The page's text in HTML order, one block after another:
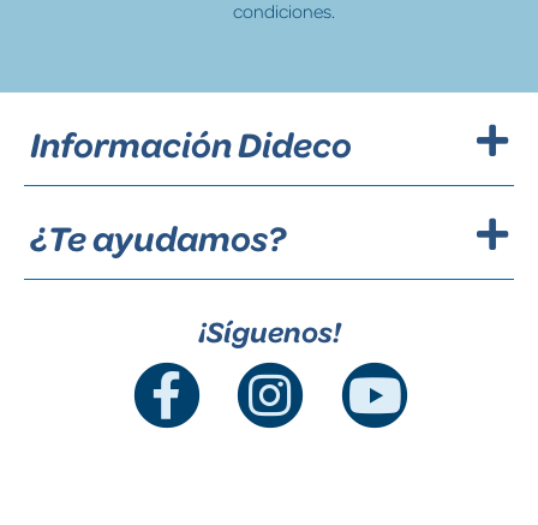
condiciones.
Información Dideco
¿Te ayudamos?
¡Síguenos!